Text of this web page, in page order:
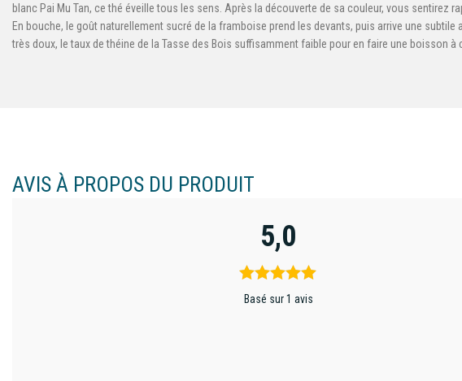
blanc Pai Mu Tan, ce thé éveille tous les sens. Après la découverte de sa couleur, vous
En bouche, le goût naturellement sucré de la framboise prend les devants, puis arrive une
très doux, le taux de théine de la Tasse des Bois suffisamment faible pour en faire une boisson
AVIS À PROPOS DU PRODUIT
5,0
Basé sur 1 avis